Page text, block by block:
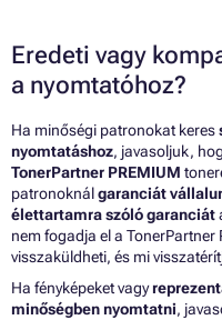
Eredeti vagy
a nyomtatóhoz?
Ha minőségi patronokat keres
nyomtatáshoz, javasoljuk,
TonerPartner PREMIUM
patronoknálgaranciát
élettartamra szóló garanciát
nem fogadja el a TonerPartner
visszaküldheti, és mi
Ha fényképeket vagy
minőségben nyomtatni,